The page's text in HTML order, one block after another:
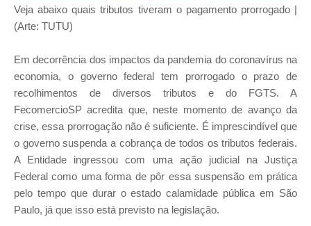
Veja abaixo quais tributos tiveram o pagamento prorrogado |
(Arte: TUTU)
Em decorrência dos impactos da pandemia do coronavírus na
economia, o governo federal tem prorrogado o prazo de
recolhimentos de diversos tributos e do FGTS. A
FecomercioSP acredita que, neste momento de avanço da
crise, essa prorrogação não é suficiente. É imprescindível que
o governo suspenda a cobrança de todos os tributos federais.
A Entidade ingressou com uma ação judicial na Justiça
Federal como uma forma de pôr essa suspensão em prática
pelo tempo que durar o estado calamidade pública em São
Paulo, já que isso está previsto na legislação.